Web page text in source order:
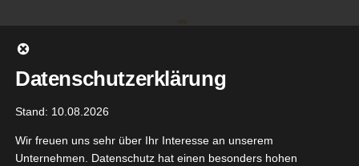
springen
Datenschutzerklärung
Stand: 10.08.2026
Wir freuen uns sehr über Ihr Interesse an unserem
Unternehmen. Datenschutz hat einen besonders hohen